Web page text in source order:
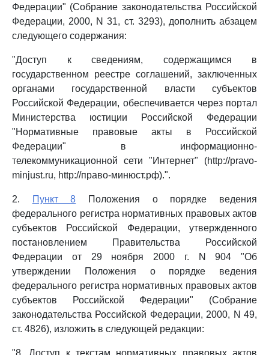
Федерации" (Собрание законодательства Российской
Федерации, 2000, N 31, ст. 3293), дополнить абзацем
следующего содержания:
"Доступ к сведениям, содержащимся в
государственном реестре соглашений, заключенных
органами государственной власти субъектов
Российской Федерации, обеспечивается через портал
Министерства юстиции Российской Федерации
"Нормативные правовые акты в Российской
Федерации" в информационно-
телекоммуникационной сети "Интернет" (http://pravo-
minjust.ru, http://право-минюст.рф).".
2. Пункт 8 Положения о порядке ведения
федерального регистра нормативных правовых актов
субъектов Российской Федерации, утвержденного
постановлением Правительства Российской
Федерации от 29 ноября 2000 г. N 904 "Об
утверждении Положения о порядке ведения
федерального регистра нормативных правовых актов
субъектов Российской Федерации" (Собрание
законодательства Российской Федерации, 2000, N 49,
ст. 4826), изложить в следующей редакции:
"8. Доступ к текстам нормативных правовых актов